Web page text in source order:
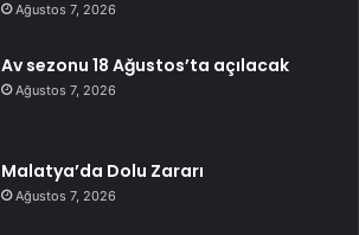
Ağustos 7, 2026
Av sezonu 18 Ağustos’ta açılacak
Ağustos 7, 2026
Malatya’da Dolu Zararı
Ağustos 7, 2026